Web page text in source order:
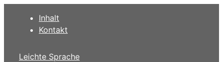
springen
Inhalt
Kontakt
Leichte Sprache